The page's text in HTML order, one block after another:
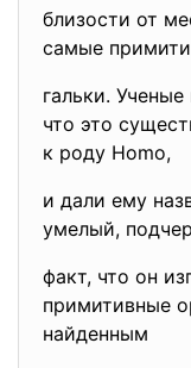
близости от
самые
гальки.
что это
к роду Homo,
и дали ему
умелый,
факт, что он
примитивные
найденным